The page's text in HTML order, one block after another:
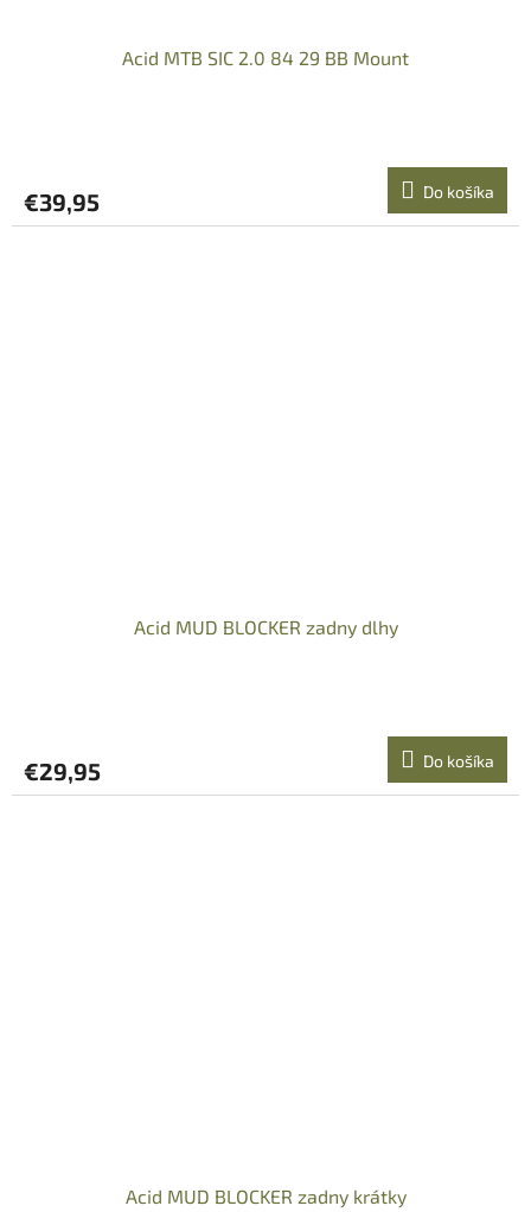
Acid MTB SIC 2.0 84 29 BB Mount
€39,95 Do košíka
Acid MUD BLOCKER zadny dlhy
€29,95 Do košíka
Acid MUD BLOCKER zadny krátky